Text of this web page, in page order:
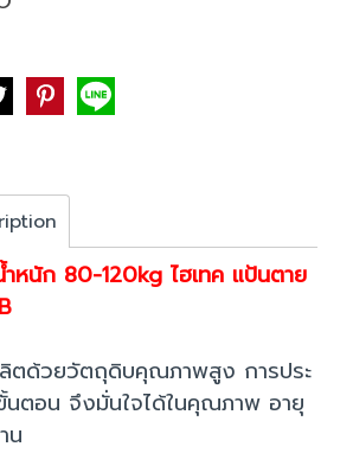
หนัก 80-120kg ไฮเทค แป้นตาย
ตด้วยวัตถุดิบคุณภาพสูง การประ
ตอน จึงมั่นใจได้ในคุณภาพ อายุ
น